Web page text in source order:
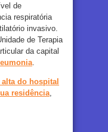
de
respiratória
invasivo.
de Terapia
da capital
.
do hospital
residência,